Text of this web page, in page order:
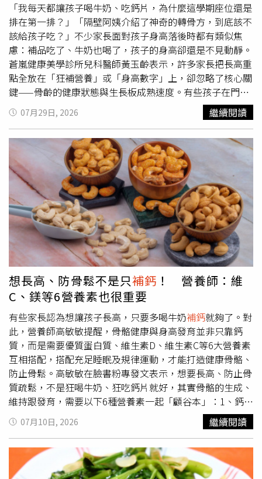
「我每天都讓孩子喝牛奶、吃鈣片，為什麼這學期座位還是
排在第一排？」「隔壁阿姨介紹了神奇的轉骨方，到底該不
該給孩子吃？」不少家長面對孩子身高落後時都有類似焦
慮：補品吃了、牛奶也喝了，孩子的身高卻還是不見動靜。
蒼嵐健康美學診所兒科醫師黃玉齡表示，許多家長把長高重
點全放在「狂補營養」或「身高數字」上，卻忽略了核心關
鍵——骨齡的健康狀態與生長板成熟速度。有些孩子在門診
檢查後才發現，雖然外表看起來還小，但骨骼年齡（骨齡）
早已提前，生長板甚至有提早閉合的可能。盲目吃轉骨方並
非長高的捷徑近年常流傳：「孩子沒長高就是營養不夠，一
定要吃轉骨方、狂補鈣才能刺激發育。」黃玉齡醫師指出，
這其實是常見的育兒迷思。事實上，部分成分不明的補品或
轉骨方，可能影響體內荷爾蒙平衡，增加性早熟風險。換句
話說，部分孩子可能伴隨性早熟及骨齡超前等情形，建議由
醫師進一步評估原因，是盲目刺激發育產生的結果，而不是
長高的方法。為什麼醫師看身高 更重視骨齡與生長板？決
定孩子未來能否繼續成長的關鍵是生長板，若生長板已閉
合，再怎麼補也難以發揮效果。評估骨齡能協助掌握：預測
未來成人身高、發育階段與剩餘成長空間、及早發現內分泌
警訊，並評估是否需要適時醫療調整，避免因不當補充而影
響正常發育。因此在門診中，醫師除了觀察身高，更重視：
骨骼與實際年齡進展差距、生長板狀態、生長曲線長期走
勢、體內荷爾蒙水平，以及第二性徵成熟度。拼命補鈣 身
高不一定長得比較快許多家長發現孩子身高停滯時，第一反
應常是買更多鈣片或高蛋白給孩子吃。但黃醫師表示，臨床
上反而常看到孩子是影響長高的因素失衡。常見問題包括：
深層睡眠時間不足（影響生長激素分泌）、攝取過多精緻糖
與油炸食物（可能影響骨齡發育），或缺乏規律的中高強度
運動。久而久之容易出現體脂過高，也可能與性早熟風險增
加有關。因此長高並非單純
，而是透過全方位的作息與
營養調整，讓生長激素在對的時間發揮作用。比起一時抽
高 穩定的生長曲線更重要黃玉齡醫師指出，許多人把注意
力放在孩子每個月多了幾公分，但健康的成長，是生長曲線
能穩定維持在合理的百分位上。臨床上常見一些孩子，雖然
07月29日, 2026 繼續閱讀
想長高、防骨鬆不是只補鈣 ！ 營養師：維
C、鎂等6營養素也很重要
有些家長認為想讓孩子長高，只要多喝牛奶補鈣就夠了。對
此，營養師高敏敏提醒，骨骼健康與身高發育並非只靠鈣
質，而是需要優質蛋白質、維生素D、維生素C等6大營養素
互相搭配，搭配充足睡眠及規律運動，才能打造健康骨骼、
防止骨鬆。高敏敏在臉書粉專發文表示，想要長高、防止骨
質疏鬆，不是狂喝牛奶、狂吃鈣片就好，其實骨骼的生成、
維持跟發育，需要以下6種營養素一起「顧谷本」：1、鈣
質：骨骼的主要原料高敏敏說明，鈣質是維持骨骼與牙齒健
康的重要礦物質，食物來源包括乳製品、芝麻、小魚乾以及
蝦米，雖然多吃鈣不會直接讓孩子瞬間長高，但鈣不足會影
響骨骼健康，是成長期不可或少的營養之一。2、優質蛋白
質：打造身體和骨骼結構高敏敏提到，蛋白質是身體組織的
07月10日, 2026 繼續閱讀